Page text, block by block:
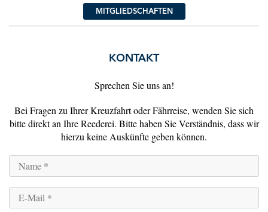
MITGLIEDSCHAFTEN
KONTAKT
Sprechen Sie uns an!
Bei Fragen zu Ihrer Kreuzfahrt oder Fährreise, wenden Sie sich
bitte direkt an Ihre Reederei. Bitte haben Sie Verständnis, dass wir
hierzu keine Auskünfte geben können.